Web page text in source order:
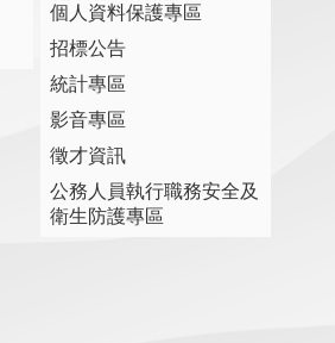
個人資料保護專區
招標公告
統計專區
影音專區
徵才資訊
公務人員執行職務安全及
衛生防護專區